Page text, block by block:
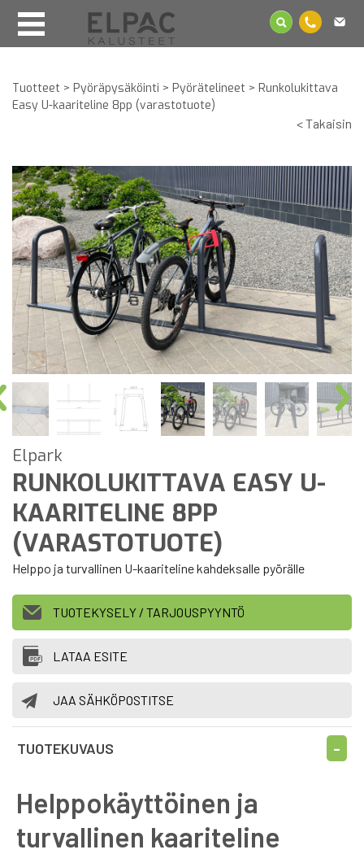
Tuotteet > Pyöräpysäköinti > Pyörätelineet > Runkolukittava
Easy U-kaariteline 8pp (varastotuote)
< Takaisin
Elpark
RUNKOLUKITTAVA EASY U-
KAARITELINE 8PP
(VARASTOTUOTE)
Helppo ja turvallinen U-kaariteline kahdeksalle pyörälle
TUOTEKYSELY / TARJOUSPYYNTÖ
LATAA ESITE
JAA SÄHKÖPOSTITSE
TUOTEKUVAUS
Helppokäyttöinen ja
turvallinen kaariteline